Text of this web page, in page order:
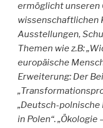
ermöglicht unseren
wissenschaftlichen
Ausstellungen,
Themen wie z.B:
europäische
Erweiterung: Der
„Deutsch-polnische
in Polen“.